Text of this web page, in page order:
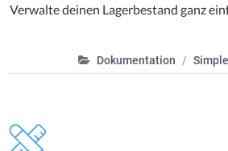
Verwalte deinen Lagerbestand ganz
Dokumentation